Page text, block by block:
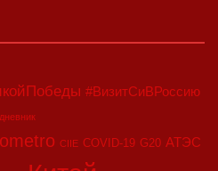
#ВизитСиВРоссию
CIIE COVID-19 G20 АТЭС